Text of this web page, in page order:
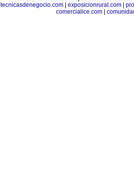
tecnicasdenegocio.com
exposicionrural.com
comercialice.com|